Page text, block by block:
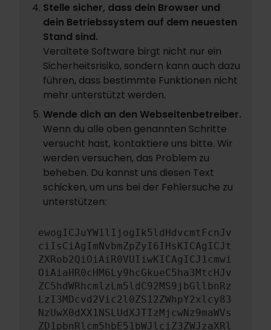
Stelle sicher, dass dein Browser und
dein Betriebssystem auf dem neuesten
Stand sind.
Veraltete Software birgt nicht nur ein
Sicherheitsrisiko, sondern kann auch dazu
führen, dass bestimmte Funktionen nicht
mehr unterstützt werden.
Wende dich an den Webseitenbetreiber.
Wenn du alle oben genannten Schritte
versucht hast, kontaktiere uns bitte. Wir
werden versuchen, das Problem zu
beheben. Du kannst uns diesen Text
schicken, um uns bei der Fehlersuche zu
unterstützen:
ewogICJuYW1lIjogIk5ldHdvcmtFcnJv
ciIsCiAgImNvbmZpZyI6IHsKICAgICJt
ZXRob2QiOiAiR0VUIiwKICAgICJ1cmwi
OiAiaHR0cHM6Ly9hcGkueC5ha3MtcHJv
ZC5hdWRhcmlzLm5ldC92MS9jbGllbnRz
LzI3MDcvd2Vic2l0ZS12ZWhpY2xlcy83
NzUwX0dXX1NSLUdXJTIzMjcwNz9maWVs
ZD1pbnRlcm5hbE51bWJlciZ3ZWJzaXRl